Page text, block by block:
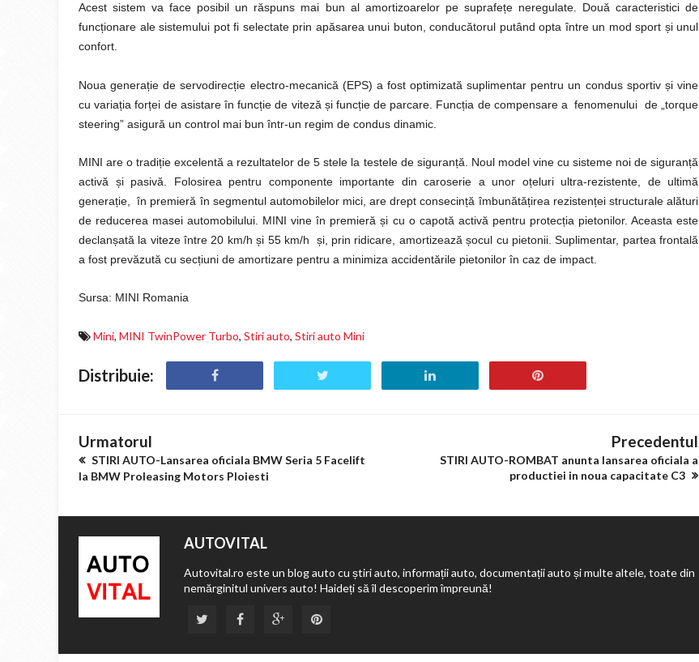
Acest sistem va face posibil un răspuns mai bun al amortizoarelor pe suprafețe neregulate. Două caracteristici de
funcționare ale sistemului pot fi selectate prin apăsarea unui buton, conducătorul putând opta între un mod sport și unul
confort.
Noua generație de servodirecție electro-mecanică (EPS) a fost optimizată suplimentar pentru un condus sportiv și vine
cu variația forței de asistare în funcție de viteză și funcție de parcare. Funcția de compensare a fenomenului de „torque
steering” asigură un control mai bun într-un regim de condus dinamic.
MINI are o tradiție excelentă a rezultatelor de 5 stele la testele de siguranță. Noul model vine cu sisteme noi de siguranță
activă și pasivă. Folosirea pentru componente importante din caroserie a unor oțeluri ultra-rezistente, de ultimă
generație, în premieră în segmentul automobilelor mici, are drept consecință îmbunătățirea rezistenței structurale alături
de reducerea masei automobilului. MINI vine în premieră și cu o capotă activă pentru protecția pietonilor. Aceasta este
declanșată la viteze între 20 km/h și 55 km/h și, prin ridicare, amortizează șocul cu pietonii. Suplimentar, partea frontală
a fost prevăzută cu secțiuni de amortizare pentru a minimiza accidentările pietonilor în caz de impact.
Sursa: MINI Romania
Mini, MINI TwinPower Turbo, Stiri auto, Stiri auto Mini
Distribuie:
Urmatorul
STIRI AUTO-Lansarea oficiala BMW Seria 5 Facelift
la BMW Proleasing Motors Ploiesti
Precedentul
STIRI AUTO-ROMBAT anunta lansarea oficiala a
productiei in noua capacitate C3
AUTOVITAL
Autovital.ro este un blog auto cu știri auto, informații auto, documentații auto și multe altele, toate din
nemărginitul univers auto! Haideți să îl descoperim împreună!